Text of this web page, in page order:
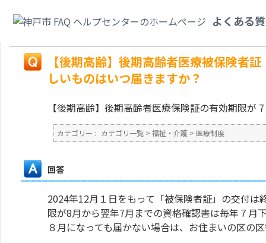
よくある
ものはいつ届きますか？
【後期高齢】後期高齢者医療被保険者
しいものはいつ届きますか？
【後期高齢】後期高齢者医療保険証の有効期限
カテゴリー : カテゴリ一覧 > 福祉・介護 > 医療制度
回答
2024年12月１日をもって「被保険者証」の交付
限が8月から翌年7月までの資格確認書は毎年７月
８月になっても届かない場合は、お住まいの区の